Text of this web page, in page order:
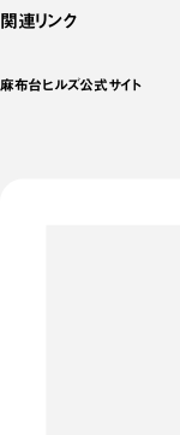
関連リンク
麻布台ヒルズ公式サイト